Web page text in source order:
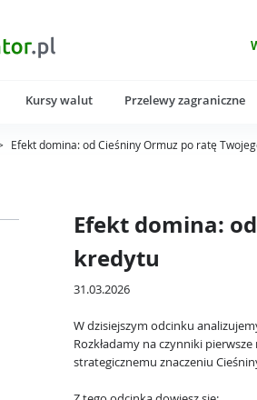
Kursy walut Przelewy zagraniczne
Efekt domina: od Cieśniny Ormuz po ratę
Efekt domina:
kredytu
31.03.2026
W dzisiejszym odcinku
Rozkładamy na czynniki
strategicznemu znaczeniu